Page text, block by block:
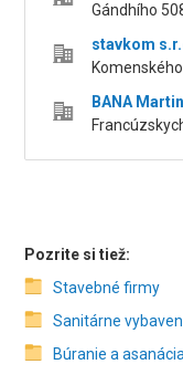
Gándhího
stavkom
BANA
Pozrite si tiež:
Stavebné firmy
Sanitárne
Búranie a asanácia